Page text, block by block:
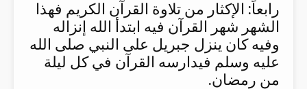
رابعاً: الإكثار من تلاوة القرآن الكريم فهذا
الشهر شهر القرآن فيه ابتدأ الله إنزاله
وفيه كان ينزل جبريل على النبي صلى الله
عليه وسلم فيدارسه القرآن في كل ليلة
من رمضان.